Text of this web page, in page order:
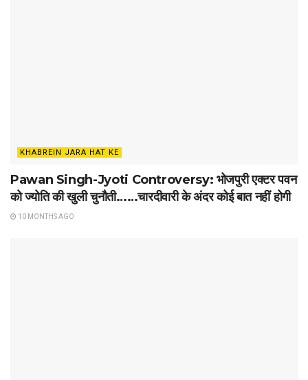
KHABREIN JARA HAT KE
Pawan Singh-Jyoti Controversy: भोजपुरी एक्टर पवन
को ज्योति की खुली चुनौती……चारदीवारी के अंदर कोई बात नहीं होगी
10 MONTHS AGO